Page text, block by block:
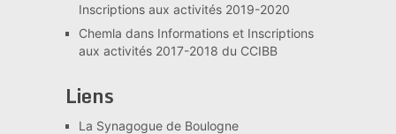
Inscriptions aux activités 2019-2020
Chemla dans Informations et Inscriptions
aux activités 2017-2018 du CCIBB
Liens
La Synagogue de Boulogne